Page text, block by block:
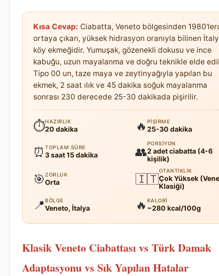
Kısa Cevap: Ciabatta, Veneto bölgesinden
ortaya çıkan, yüksek hidrasyon oranıyla bilinen
köy ekmeğidir. Yumuşak, gözenekli dokusu ve ince
kabuğu, uzun mayalanma ve doğru teknikle elde
Tipo 00 un, taze maya ve zeytinyağıyla yapılan bu
ekmek, 2 saat ılık ve 45 dakika soğuk mayalanma
sonrası 230 derecede 25-30 dakikada pişirilir.
⏱HAZIRLIK
20 dakika 🔥 PIŞIRME
25-30 dakika
⏰ TOPLAM SÜRE
3 saat 15 dakika 👥
PORSIYON
2 adet ciabatta (4-6
kişilik)
🎯 ZORLUK
Orta 🇮🇹
OTANTIKLIK
Çok Yüksek
Klasiği)
📍 BÖLGE
Veneto, İtalya 🔥 KALORI
~280 kcal/100g
Klasik Veneto Ciabattası vs Türk Damak
Adaptasyonu vs Sık Yapılan Hatalar